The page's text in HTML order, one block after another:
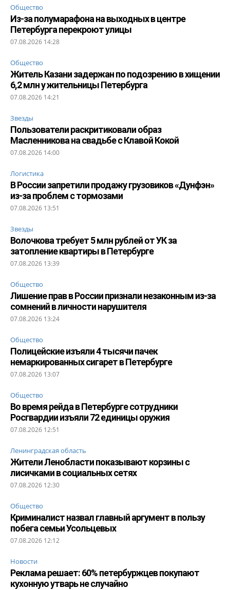
Общество
Из-за полумарафона на выходных в центре
Петербурга перекроют улицы
07.08.2026 14:28
Общество
Житель Казани задержан по подозрению в хищении
6,2 млн у жительницы Петербурга
07.08.2026 14:21
Звезды
Пользователи раскритиковали образ
Масленникова на свадьбе с Клавой Кокой
07.08.2026 14:00
Логистика
В России запретили продажу грузовиков «Дунфэн»
из-за проблем с тормозами
07.08.2026 13:51
Звезды
Волочкова требует 5 млн рублей от УК за
затопление квартиры в Петербурге
07.08.2026 13:39
Общество
Лишение прав в России признали незаконным из-за
сомнений в личности нарушителя
07.08.2026 13:24
Общество
Полицейские изъяли 4 тысячи пачек
немаркированных сигарет в Петербурге
07.08.2026 13:07
Общество
Во время рейда в Петербурге сотрудники
Росгвардии изъяли 72 единицы оружия
07.08.2026 12:51
Ленинградская область
Жители Ленобласти показывают корзины с
лисичками в социальных сетях
07.08.2026 12:30
Общество
Криминалист назвал главный аргумент в пользу
побега семьи Усольцевых
07.08.2026 12:12
Новости
Реклама решает: 60% петербуржцев покупают
кухонную утварь не случайно